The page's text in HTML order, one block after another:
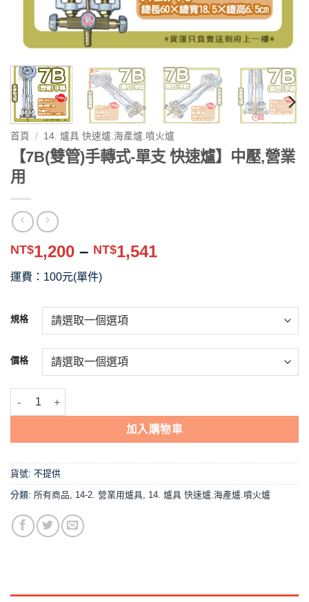
首頁 / 14. 爐具 快速爐.海產爐.噴火爐
【7B(雙管)手轉式-單支 快速爐】中壓,營業
用
NT$1,200 – NT$1,541價
到
NT$1,541
運費：100元(單件)
規格
價格
【7B(雙管)手轉式-單支 快速爐】中壓,營業用 數量
加入購物車
貨號: 不提供
分類: 所有商品, 14-2. 營業用爐具, 14. 爐具 快速爐.海產爐.噴火爐